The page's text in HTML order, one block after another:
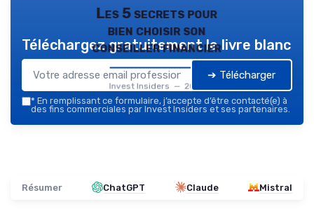
Les 5 secrets pour
bien choisir son
conseiller financier
Invest Insiders — 2026
Téléchargez gratuitement le livre blanc
➔ Télécharger
* En remplissant ce formulaire, j’accepte d’être contacté(e) à
des fins commerciales par Invest Insiders et ses partenaires.
Résumer ChatGPT Claude Mistral